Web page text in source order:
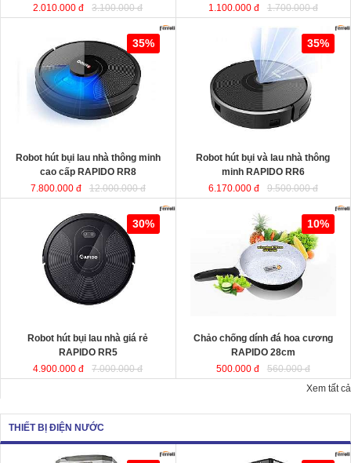
2.010.000 đ
3.100.000 đ
1.100.000 đ
1.700.000 đ
Robot hút bụi lau nhà thông minh
cao cấp RAPIDO RR8
35%
Robot hút bụi lau nhà thông minh
cao cấp RAPIDO RR8
7.800.000 đ
12.000.000 đ
Robot hút bụi và lau nhà thông minh
35%
Robot hút bụi và lau nhà thông
minh RAPIDO RR6
6.170.000 đ
9.500.000 đ
Robot hút bụi lau nhà giá rẻ
RAPIDO RR5
30%
Robot hút bụi lau nhà giá rẻ
RAPIDO RR5
4.900.000 đ
7.000.000 đ
Chảo chống dính đá hoa cương
chất liệu nhôm đúc
nguyên khối giữ nhiệt tốt, thiết kế
hiện đại tiết kiệt năng lượng giúp
món ăn chín đều và nhanh hơn.
10%
Chảo chống dính đá hoa cương
RAPIDO 28cm
500.000 đ
560.000 đ
Xem tất cả
THIẾT BỊ ĐIỆN NƯỚC
Quạt hơi nước công suất lớn
Quạt làm mát công suất lớn